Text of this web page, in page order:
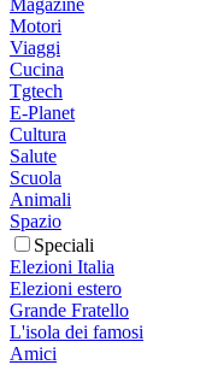
Motori
Viaggi
Cucina
Tgtech
E-Planet
Cultura
Salute
Scuola
Animali
Spazio
Speciali
Elezioni Italia
Elezioni estero
Grande Fratello
L'isola dei famosi
Amici